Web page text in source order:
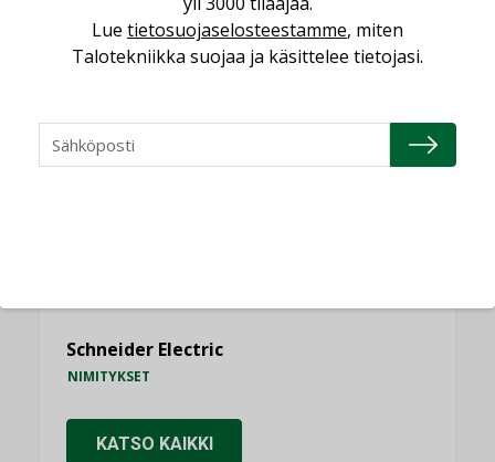
NIMITYKSET
Consti
NIMITYKSET
Schneider Electric
NIMITYKSET
KATSO KAIKKI
Lue tietosuojaselosteestamme, miten
Talotekniikka suojaa ja käsittelee tietojasi.